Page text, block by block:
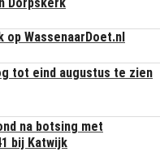
op WassenaarDoet.nl
tot eind augustus te zien
na botsing met
bij Katwijk